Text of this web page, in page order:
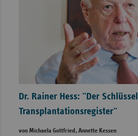
Dr. Rainer Hess: "Der
Transplantationsregister"
von Michaela Gottfried, Annette Kessen